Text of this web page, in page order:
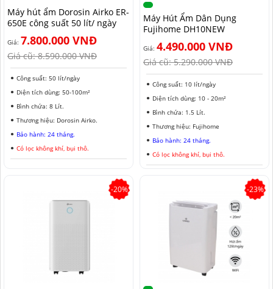
MÁY HÚT ẨM ROTOR
MÁY HÚT ẨM HARISON
MÁY HÚT ẨM FUJIHAIA
MÁY HÚT ẨM EDISON
MÁY LỌC KHÔNG KHÍ LG
MÁY LỌC KHÔNG KHÍ FUJIE
MÁY LỌC KHÔNG KHÍ HITACHI
MÁY LỌC KHÔNG KHÍ PANASONIC
MÁY LỌC KHÔNG KHÍ Ô TÔ
MÁY HÚT ẨM ROTOR
MÁY HÚT ẨM HARISON
MÁY HÚT ẨM FUJIHAIA
MÁY HÚT ẨM EDISON
TIN TỨC MÁY LẠNH DI ĐỘNG
TIN TỨC TỦ CHỐNG ẨM
TIN TỨC QUẠT ĐỐI LƯU
LONG AN
ĐỒNG NAI
SƠN LA
ĐỒNG THÁP
KHÁNH HÒA
Máy hút ẩm Dorosin Airko ER-
650E công suất 50 lít/ ngày
Giá: 7.800.000 VNĐ
Giá cũ:8.590.000 VNĐ
Công suất: 50 lít/ngày
Diện tích dùng: 50-100m²
Bình chứa: 8 Lít.
Thương hiệu: Dorosin Airko.
Bảo hành: 24 tháng.
Có lọc không khí, bụi thô.
Máy Hút Ẩm Dân Dụng
Fujihome DH10NEW
Giá: 4.490.000 VNĐ
Giá cũ:5.290.000 VNĐ
Công suất: 10 lít/ngày
Diện tích dùng: 10 - 20m²
Bình chứa: 1.5 Lít.
Thương hiệu: Fujihome
Bảo hành: 24 tháng.
Có lọc không khí, bụi thô.
-20% -23%